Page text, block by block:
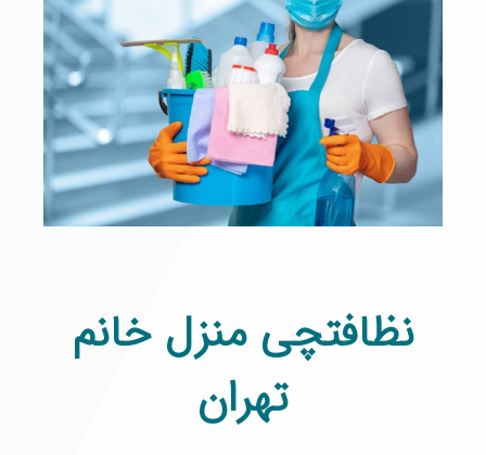
نظافتچی منزل خانم
تهران